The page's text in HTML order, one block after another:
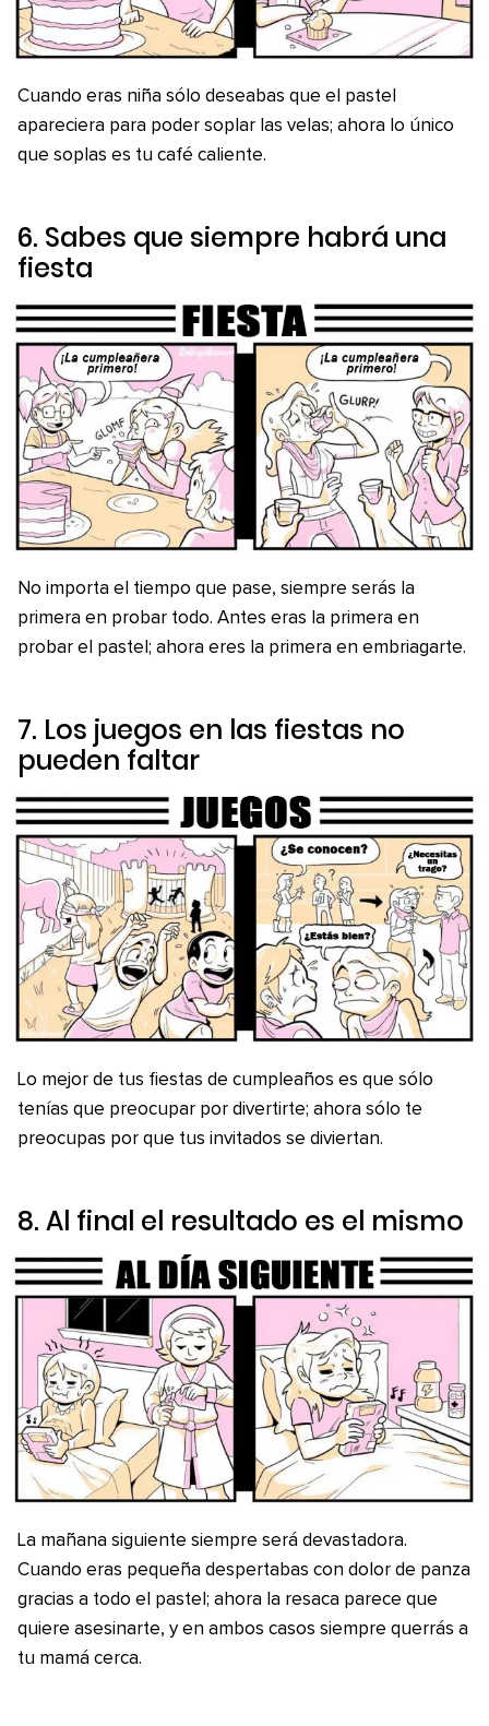
Cuando eras niña sólo deseabas que el pastel
apareciera para poder soplar las velas; ahora lo único
que soplas es tu café caliente.
6. Sabes que siempre habrá una
fiesta
No importa el tiempo que pase, siempre serás la
primera en probar todo. Antes eras la primera en
probar el pastel; ahora eres la primera en embriagarte.
7. Los juegos en las fiestas no
pueden faltar
Lo mejor de tus fiestas de cumpleaños es que sólo
tenías que preocupar por divertirte; ahora sólo te
preocupas por que tus invitados se diviertan.
8. Al final el resultado es el mismo
La mañana siguiente siempre será devastadora.
Cuando eras pequeña despertabas con dolor de panza
gracias a todo el pastel; ahora la resaca parece que
quiere asesinarte, y en ambos casos siempre querrás a
tu mamá cerca.